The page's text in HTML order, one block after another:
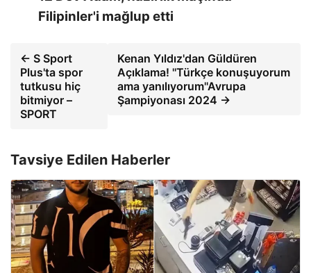
Filipinler'i mağlup etti
← S Sport
Plus'ta spor
tutkusu hiç
bitmiyor –
SPORT
Kenan Yıldız'dan Güldüren
Açıklama! ''Türkçe konuşuyorum
ama yanılıyorum''Avrupa
Şampiyonası 2024 →
Tavsiye Edilen Haberler